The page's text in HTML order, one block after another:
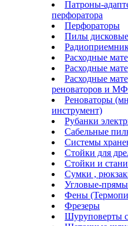
Патроны-
перфоратора
Перфораторы
Пилы дисковые
Расходные
Расходные
Расходные
реноваторов и
Реноваторы
инструмент)
Рубанки
Сабельные
Системы
Стойки для
Стойки и
Сумки ,
Угловые-
Фены
Фрезеры
Шуруповерты